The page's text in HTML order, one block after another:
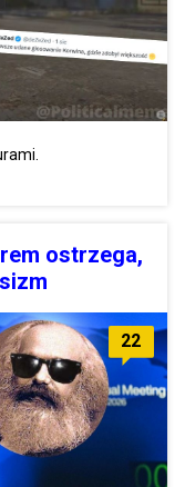
ostrzega,
22